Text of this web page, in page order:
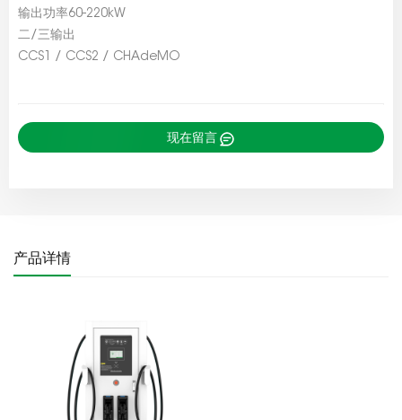
输出功率60-220kW
二/三输出
CCS1 / CCS2 / CHAdeMO
现在留言
产品详情